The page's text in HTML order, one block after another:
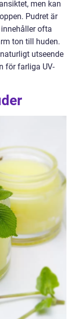
men kan
Pudret är
ofta
ton till huden.
utseende
för farliga UV-